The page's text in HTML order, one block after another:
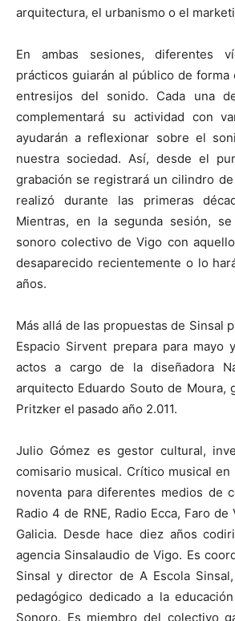
arquitectura, el urbanismo o el
En ambas sesiones, diferentes
prácticos guiarán al público de
entresijos del sonido. Cada una
complementará su actividad con
ayudarán a reflexionar sobre el
nuestra sociedad. Así, desde el
grabación se registrará un cilindro
realizó durante las primeras
Mientras, en la segunda sesión,
sonoro colectivo de Vigo con
desaparecido recientemente o lo
años.
Más allá de las propuestas de Sinsal
Espacio Sirvent prepara para mayo
actos a cargo de la diseñadora
arquitecto Eduardo Souto de Moura,
Pritzker el pasado año 2.011.
Julio Gómez es gestor cultural,
comisario musical. Crítico musical
noventa para diferentes medios de
Radio 4 de RNE, Radio Ecca, Faro
Galicia. Desde hace diez años
agencia Sinsalaudio de Vigo. Es
Sinsal y director de A Escola
pedagógico dedicado a la
Sonoro. Es miembro del colectivo